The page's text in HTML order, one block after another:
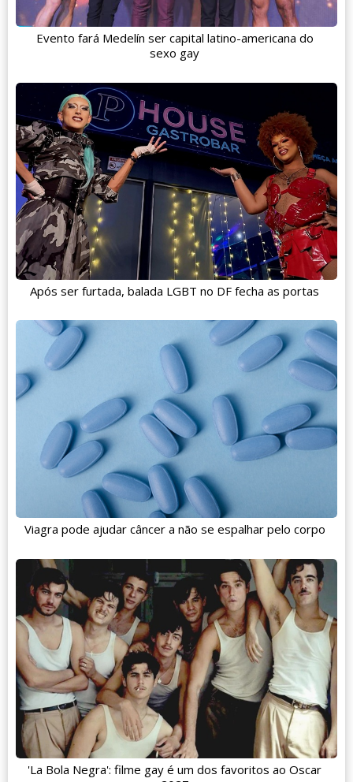
Evento fará Medelín ser capital latino-americana do
sexo gay
Após ser furtada, balada LGBT no DF fecha as portas
Viagra pode ajudar câncer a não se espalhar pelo corpo
'La Bola Negra': filme gay é um dos favoritos ao Oscar